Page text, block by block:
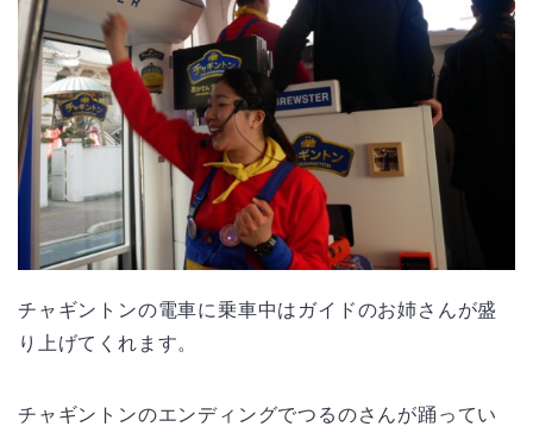
チャギントンの電車に乗車中はガイドのお姉さんが盛
り上げてくれます。
チャギントンのエンディングでつるのさんが踊ってい